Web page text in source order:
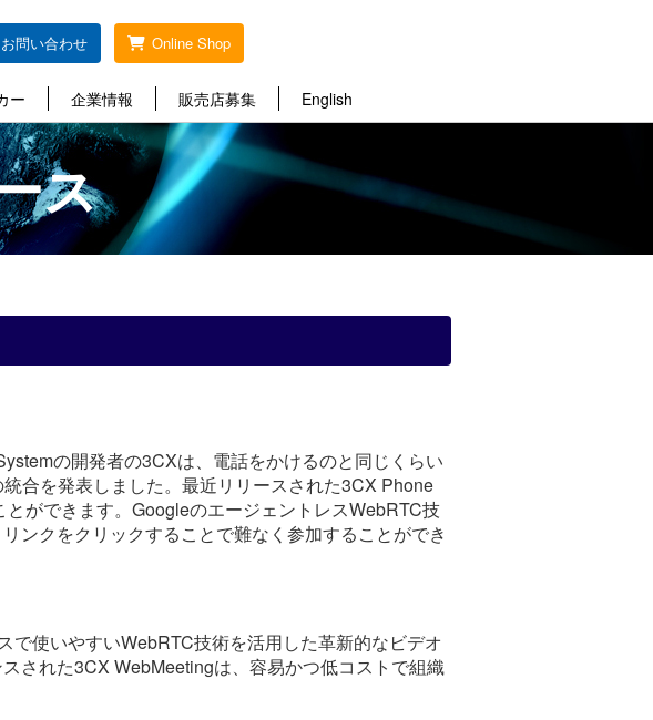
お問い合わせ Online Shop
ー 企業情報 販売店募集 English
ス
の開発者の3CXは、電話をかけるのと同じくらい
合を発表しました。最近リリースされた3CX Phone
ができます。GoogleのエージェントレスWebRTC技
ンクをクリックすることで難なく参加することができ
使いやすいWebRTC技術を活用した革新的なビデオ
された3CX WebMeetingは、容易かつ低コストで組織